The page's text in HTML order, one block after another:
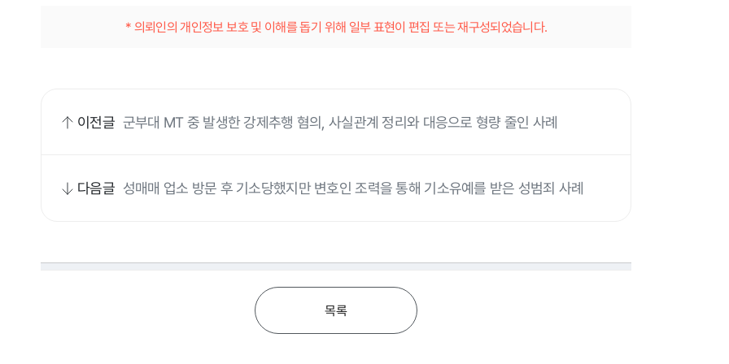
* 의뢰인의 개인정보 보호 및 이해를 돕기 위해 일부 표현이 편집 또는 재구성되었습니다.
이전글 군부대 MT 중 발생한 강제추행 혐의, 사실관계 정리와 대응으로 형량 줄인 사례
다음글 성매매 업소 방문 후 기소당했지만 변호인 조력을 통해 기소유예를 받은 성범죄 사례
목록